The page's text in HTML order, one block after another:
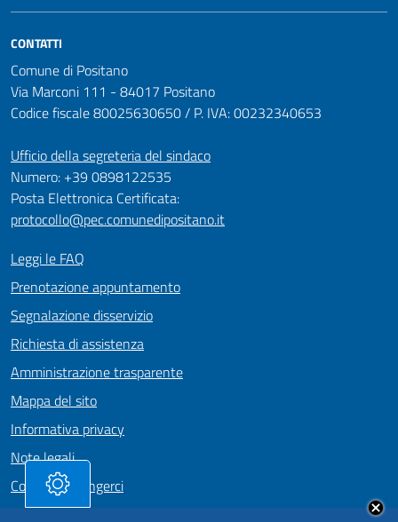
CONTATTI
Comune di Positano
Via Marconi 111 - 84017 Positano
Codice fiscale 80025630650 / P. IVA: 00232340653
Ufficio della segreteria del sindaco
Numero: +39 0898122535
Posta Elettronica Certificata:
protocollo@pec.comunedipositano.it
Leggi le FAQ
Prenotazione appuntamento
Segnalazione disservizio
Richiesta di assistenza
Amministrazione trasparente
Mappa del sito
Informativa privacy
Note legali
Come Raggiungerci
Dichiarazione di accessibilità